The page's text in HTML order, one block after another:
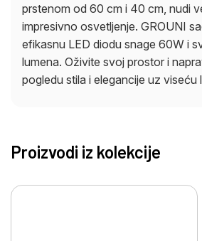
prstenom od 60 cm i 40 cm, nudi
impresivno osvetljenje. GROUNI
efikasnu LED diodu snage 60W i
lumena. Oživite svoj prostor i
pogledu stila i elegancije uz viseću
Proizvodi iz kolekcije